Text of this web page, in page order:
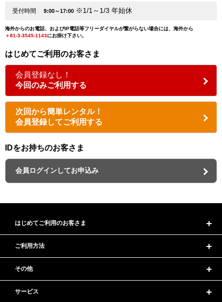
受付時間 9:00～17:00 ※1/1～1/3 年始休
海外からのお電話、およびIP電話等フリーダイヤルが繋がらない場合には、海外から
＋81-3-3545-1143にお掛け下さい。
はじめてご利用のお客さま
会員登録なし！
今回のみご利用する
次回から簡単レンタル！
会員登録してご利用する
IDをお持ちのお客さま
会員ログインしてお申込み
はじめてご利用のお客さま
ご利用方法
その他
サービス